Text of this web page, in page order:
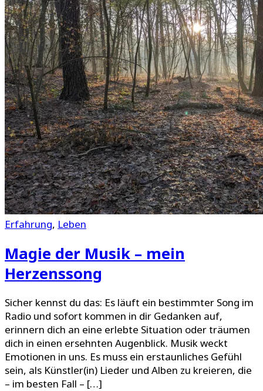
Erfahrung, Leben
Magie der Musik – mein
Herzenssong
Sicher kennst du das: Es läuft ein bestimmter Song im
Radio und sofort kommen in dir Gedanken auf,
erinnern dich an eine erlebte Situation oder träumen
dich in einen ersehnten Augenblick. Musik weckt
Emotionen in uns. Es muss ein erstaunliches Gefühl
sein, als Künstler(in) Lieder und Alben zu kreieren, die
– im besten Fall – […]